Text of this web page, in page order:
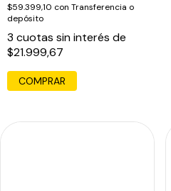
$59.399,10 con Transferencia o
depósito
3 cuotas sin interés de
$21.999,67